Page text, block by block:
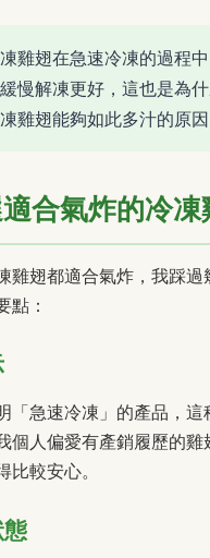
雞翅在急速冷凍的過程
慢解凍更好，這也是為
雞翅能夠如此多汁的原因
合氣炸的冷凍
雞翅都適合氣炸，我踩過
點：
「急速冷凍」的產品，這
個人偏愛有產銷履歷的雞
比較安心。